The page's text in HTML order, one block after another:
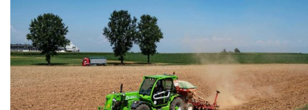
un
Campus
educativo,
Feria
EIMA
preparará